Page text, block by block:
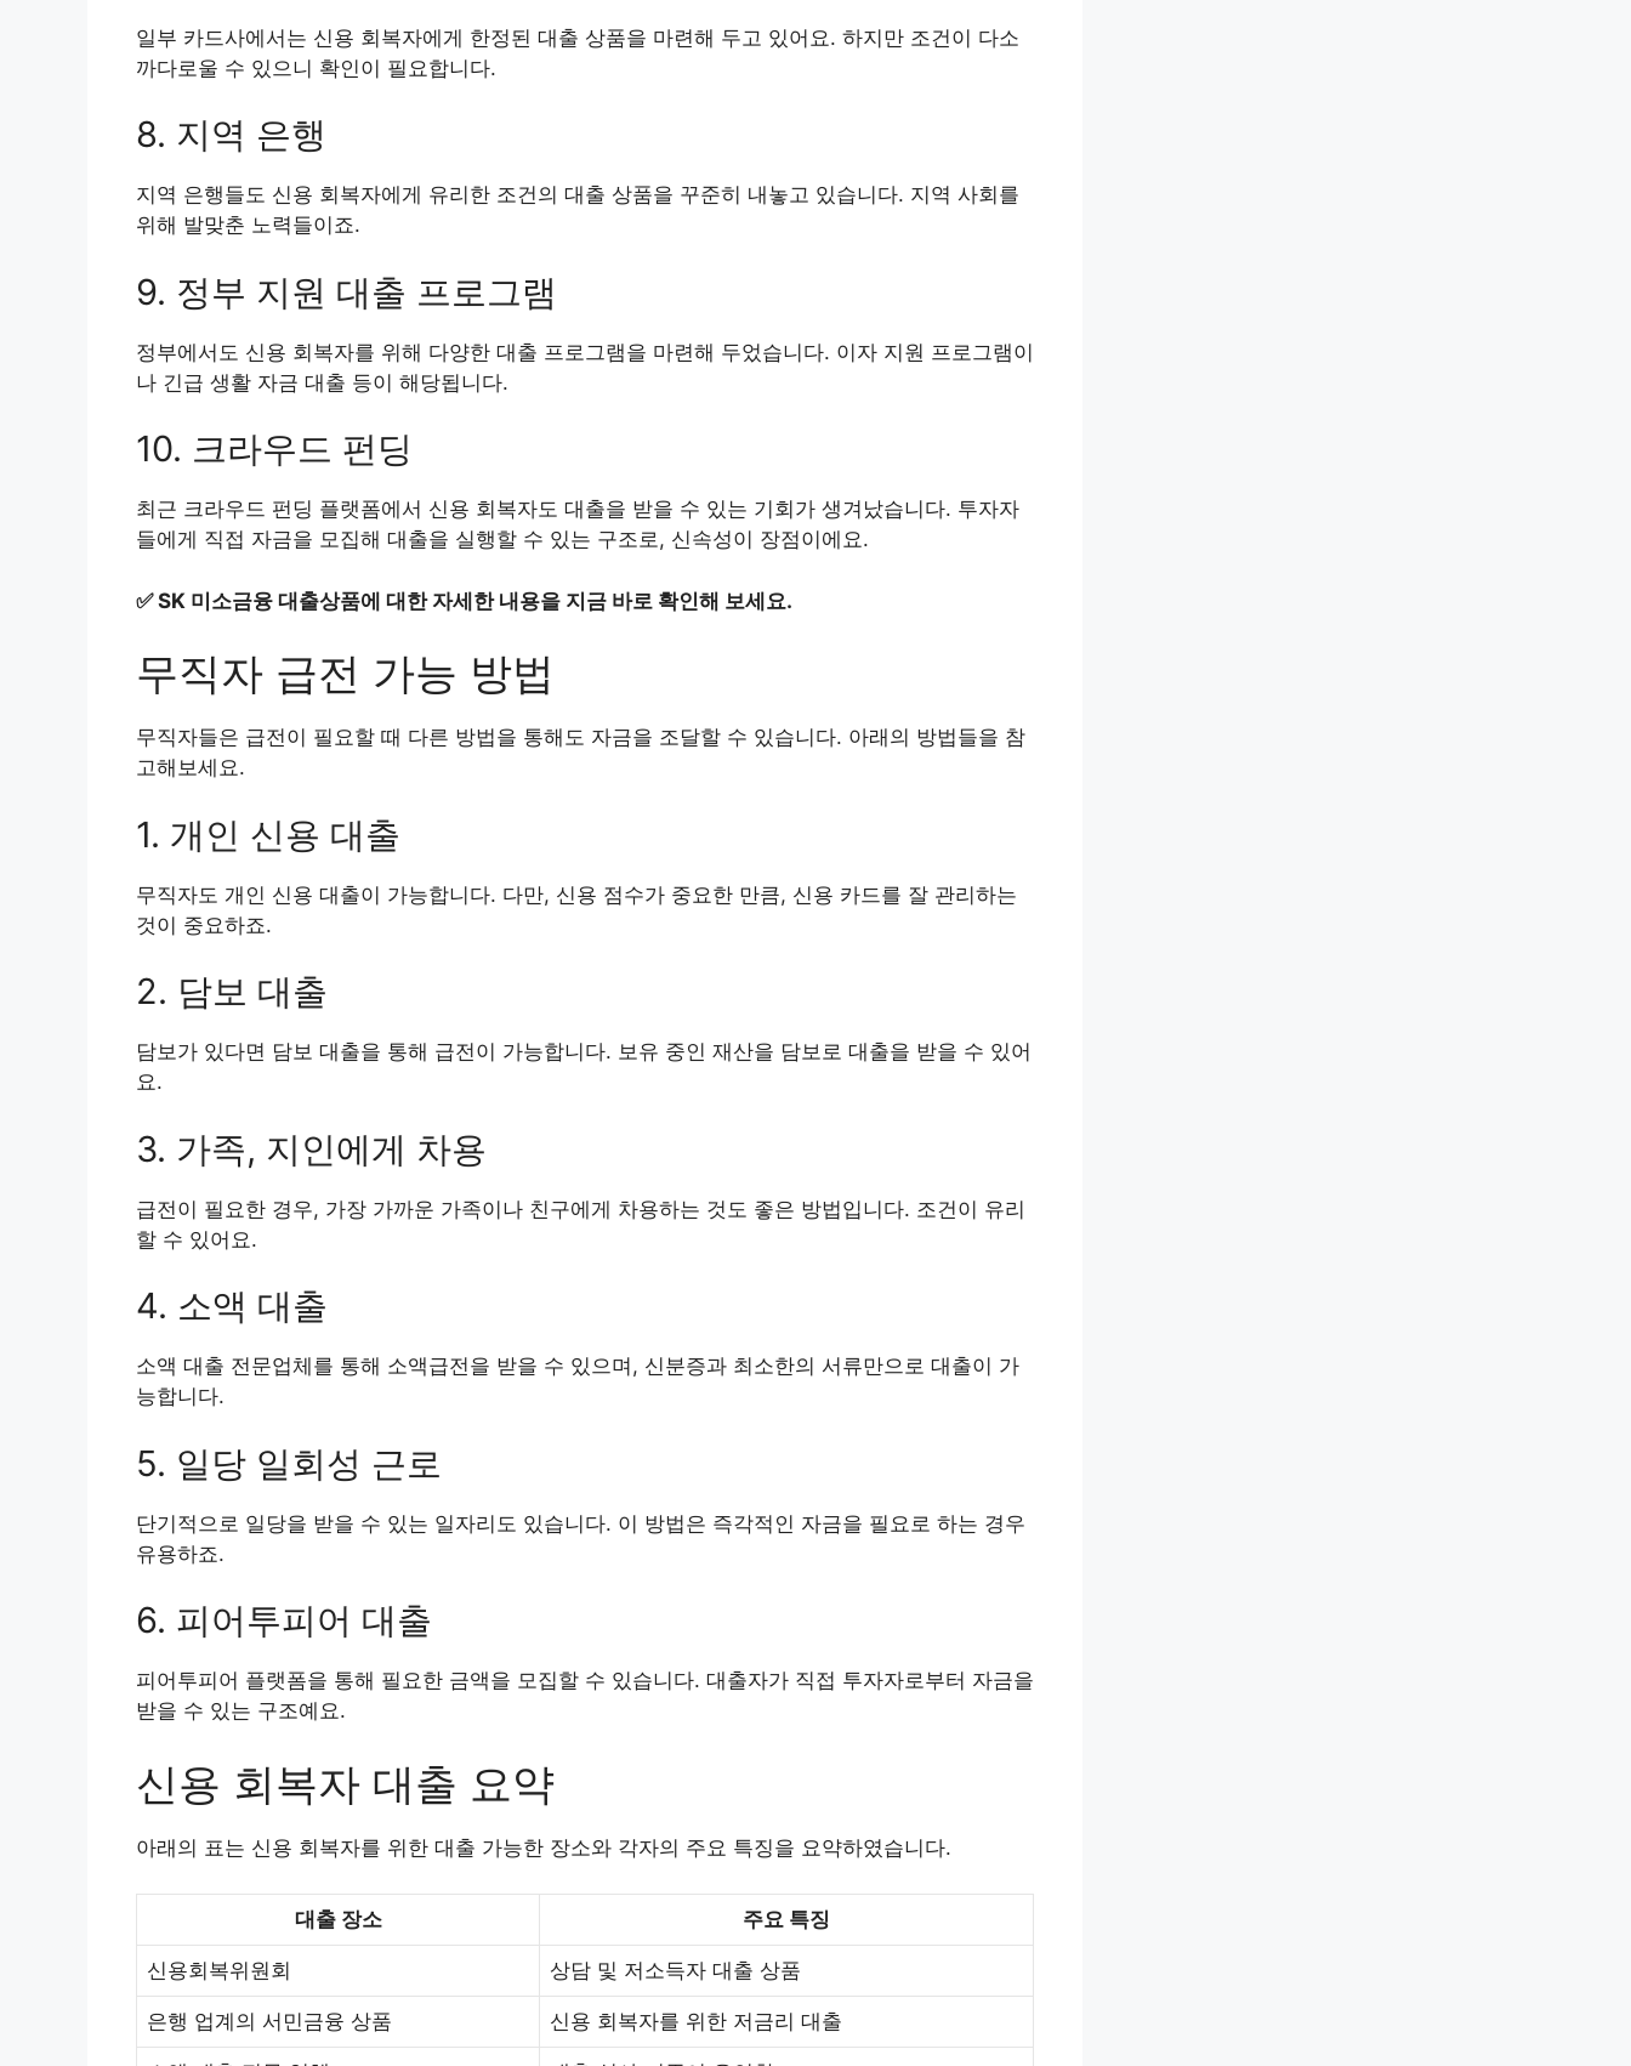
일부 카드사에서는 신용 회복자에게 한정된 대출 상품을 마련해 두고 있어요. 하지만 조건이 다소
까다로울 수 있으니 확인이 필요합니다.
8. 지역 은행
지역 은행들도 신용 회복자에게 유리한 조건의 대출 상품을 꾸준히 내놓고 있습니다. 지역 사회를
위해 발맞춘 노력들이죠.
9. 정부 지원 대출 프로그램
정부에서도 신용 회복자를 위해 다양한 대출 프로그램을 마련해 두었습니다. 이자 지원 프로그램이
나 긴급 생활 자금 대출 등이 해당됩니다.
10. 크라우드 펀딩
최근 크라우드 펀딩 플랫폼에서 신용 회복자도 대출을 받을 수 있는 기회가 생겨났습니다. 투자자
들에게 직접 자금을 모집해 대출을 실행할 수 있는 구조로, 신속성이 장점이에요.
✅SK 미소금융 대출상품에 대한 자세한 내용을 지금 바로 확인해 보세요.
무직자 급전 가능 방법
무직자들은 급전이 필요할 때 다른 방법을 통해도 자금을 조달할 수 있습니다. 아래의 방법들을 참
고해보세요.
1. 개인 신용 대출
무직자도 개인 신용 대출이 가능합니다. 다만, 신용 점수가 중요한 만큼, 신용 카드를 잘 관리하는
것이 중요하죠.
2. 담보 대출
담보가 있다면 담보 대출을 통해 급전이 가능합니다. 보유 중인 재산을 담보로 대출을 받을 수 있어
요.
3. 가족, 지인에게 차용
급전이 필요한 경우, 가장 가까운 가족이나 친구에게 차용하는 것도 좋은 방법입니다. 조건이 유리
할 수 있어요.
4. 소액 대출
소액 대출 전문업체를 통해 소액급전을 받을 수 있으며, 신분증과 최소한의 서류만으로 대출이 가
능합니다.
5. 일당 일회성 근로
단기적으로 일당을 받을 수 있는 일자리도 있습니다. 이 방법은 즉각적인 자금을 필요로 하는 경우
유용하죠.
6. 피어투피어 대출
피어투피어 플랫폼을 통해 필요한 금액을 모집할 수 있습니다. 대출자가 직접 투자자로부터 자금을
받을 수 있는 구조예요.
신용 회복자 대출 요약
아래의 표는 신용 회복자를 위한 대출 가능한 장소와 각자의 주요 특징을 요약하였습니다.
대출 장소 주요 특징
신용회복위원회 상담 및 저소득자 대출 상품
은행 업계의 서민금융 상품 신용 회복자를 위한 저금리 대출